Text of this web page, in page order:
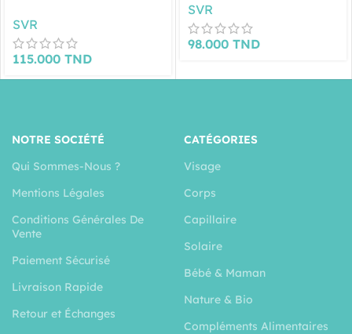
SVR
115.000 TND
SVR
98.000 TND
NOTRE SOCIÉTÉ
Qui Sommes-Nous ?
Mentions Légales
Conditions Générales De
Vente
Paiement Sécurisé
Livraison Rapide
Retour et Échanges
CATÉGORIES
Visage
Corps
Capillaire
Solaire
Bébé & Maman
Nature & Bio
Compléments Alimentaires